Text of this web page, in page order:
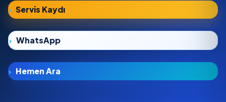
Servis Kaydı
WhatsApp
Hemen Ara